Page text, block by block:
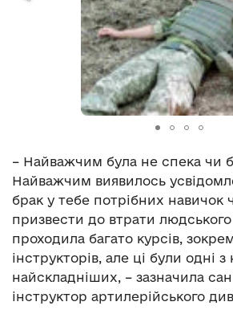
– Найважчим була не спека чи
Найважчим виявилось
брак у тебе потрібних
призвести до втрати
проходила багато курсів,
інструкторів, але ці були одні з
найскладніших, – зазначила
інструктор артилерійського